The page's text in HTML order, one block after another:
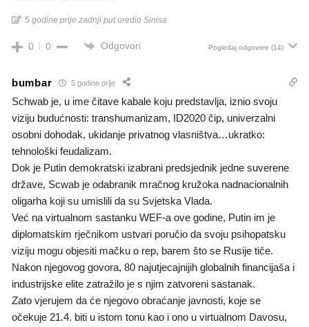
5 godine prije zadnji put uredio Sinisa
0 0 Odgovori Pogledaj odgovore (14)
bumbar 5 godine prije
Schwab je, u ime čitave kabale koju predstavlja, iznio svoju
viziju budućnosti: transhumanizam, ID2020 čip, univerzalni
osobni dohodak, ukidanje privatnog vlasništva…ukratko:
tehnološki feudalizam.
Dok je Putin demokratski izabrani predsjednik jedne suverene
države, Scwab je odabranik mračnog kružoka nadnacionalnih
oligarha koji su umislili da su Svjetska Vlada.
Već na virtualnom sastanku WEF-a ove godine, Putin im je
diplomatskim rječnikom ustvari poručio da svoju psihopatsku
viziju mogu objesiti mačku o rep, barem što se Rusije tiče.
Nakon njegovog govora, 80 najutjecajnijih globalnih financijaša i
industrijske elite zatražilo je s njim zatvoreni sastanak.
Zato vjerujem da će njegovo obraćanje javnosti, koje se
očekuje 21.4. biti u istom tonu kao i ono u virtualnom Davosu,